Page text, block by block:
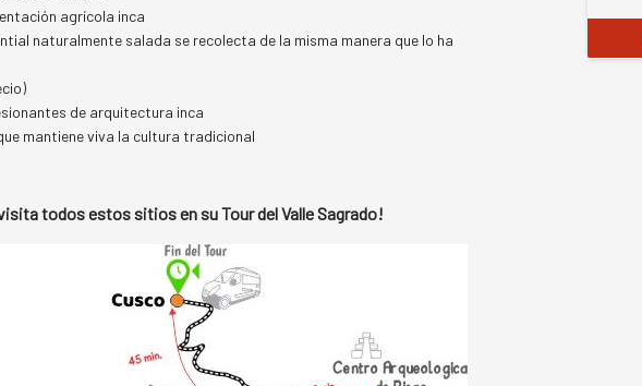
agrícola inca
naturalmente salada se recolecta de la misma manera que lo ha
de arquitectura inca
mantiene viva la cultura tradicional
todos estos sitios en su Tour del Valle Sagrado!